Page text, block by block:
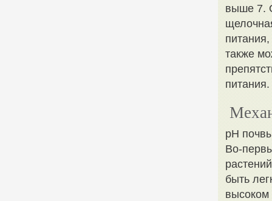
выше 7.
также
питания.
pH
Во-
быть
высоком